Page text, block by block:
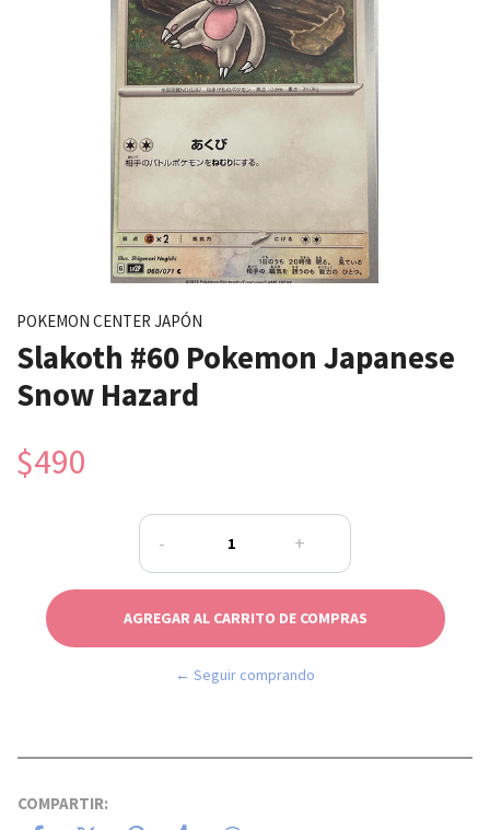
POKEMON CENTER JAPÓN
Slakoth #60 Pokemon Japanese
Snow Hazard
$490
- +
← Seguir comprando
COMPARTIR: